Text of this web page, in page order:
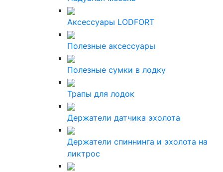
Аксессуары LODFORT
Полезные аксессуары
Полезные сумки в лодку
Трапы для лодок
Держатели датчика эхолота
Держатели спиннинга и эхолота на
ликтрос